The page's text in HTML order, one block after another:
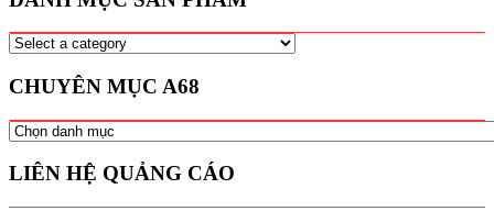
CHUYÊN MỤC A68
CHUYÊN
A68
LIÊN HỆ QUẢNG CÁO